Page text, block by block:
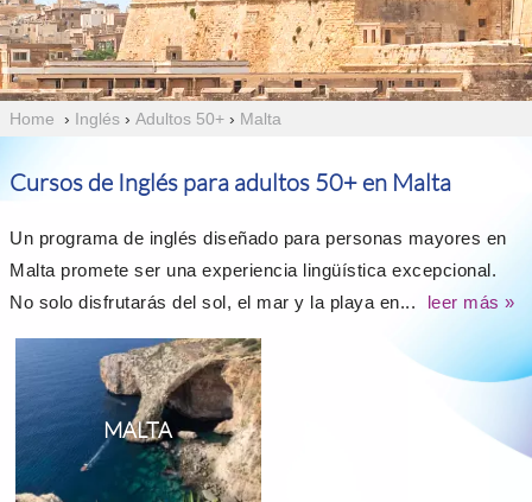
Home › Inglés › Adultos 50+ › Malta
Cursos de Inglés para adultos 50+ en Malta
Un programa de inglés diseñado para personas mayores en
Malta promete ser una experiencia lingüística excepcional.
No solo disfrutarás del sol, el mar y la playa en...
leer más »
MALTA